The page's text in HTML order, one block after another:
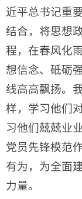
近平总书记重
结合，将思想
程，在春风化
想信念、砥砺
线高高飘扬。
样，学习他们
习他们兢兢业
党员先锋模范
有为，为全面
力量。